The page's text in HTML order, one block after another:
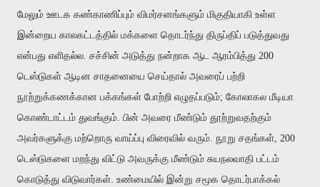
மேலும் ஊடக கண்காணிப்பும் விமர்சனங்களும் மிகுதியாகி உள்ள
இன்றைய காலகட்டத்தில் மக்களை தொடர்ந்து திருப்திப் படுத்துவது
என்பது எளிதல்ல. சச்சின் அடுத்து நன்றாக ஆட ஆரம்பித்து 200
டெஸ்டுகள் ஆடின சாதனையை செய்தால் அவரைப் பற்றி
நூற்றுக்கணக்கான பக்கங்கள் போற்றி எழுதப்படும்; கோலாகல மீடியா
கொண்டாட்டம் துவங்கும். பின் அவரை மீண்டும் தூற்றுவதற்கும்
அவர்களுக்கு மற்றொரு வாய்ப்பு விரைவில் வரும். நூறு சதங்கள், 200
டெஸ்டுகளை மறந்து விட்டு அவருக்கு மீண்டும் சுயநலவாதி பட்டம்
கொடுத்து விடுவார்கள். உண்மையில் இன்று சமூக தொடர்பாக்கல்